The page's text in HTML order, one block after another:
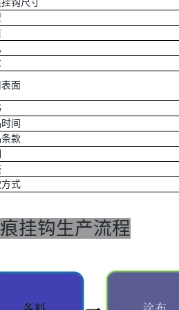
钩尺寸
面
间
款
式
挂钩生产流程